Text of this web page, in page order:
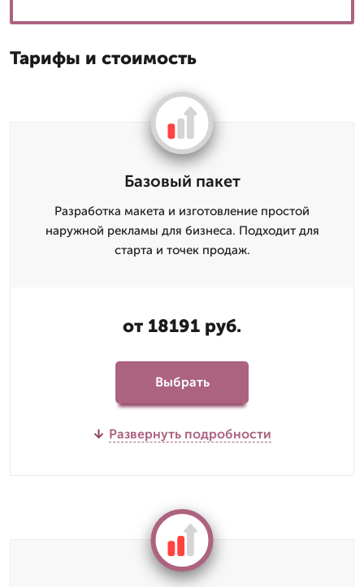
Тарифы и стоимость
Базовый пакет
Разработка макета и изготовление простой
наружной рекламы для бизнеса. Подходит для
старта и точек продаж.
от 18191 руб.
Выбрать
Развернуть подробности